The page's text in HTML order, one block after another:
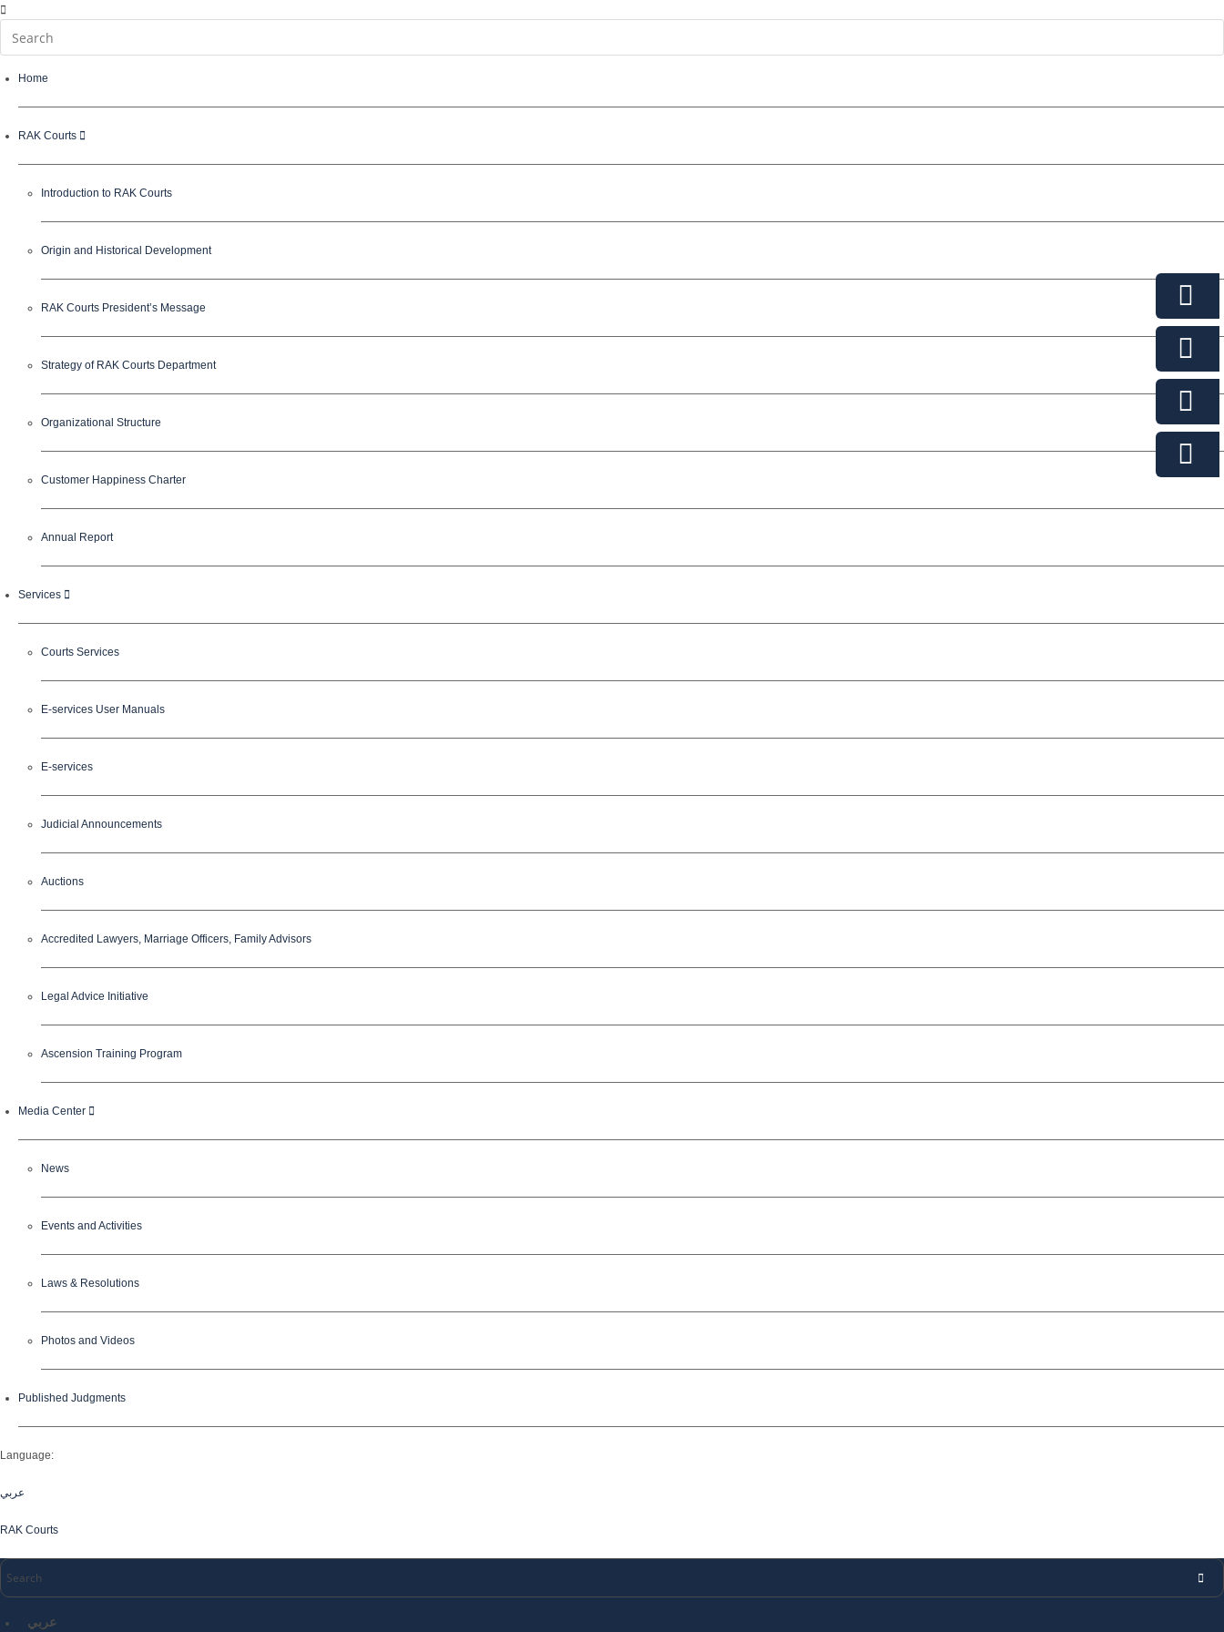
Home
RAK Courts
Introduction to RAK Courts
Origin and Historical Development
RAK Courts President’s Message
Strategy of RAK Courts Department
Organizational Structure
Customer Happiness Charter
Annual Report
Services
Courts Services
E-services User Manuals
E-services
Judicial Announcements
Auctions
Accredited Lawyers, Marriage Officers, Family Advisors
Legal Advice Initiative
Ascension Training Program
Media Center
News
Events and Activities
Laws & Resolutions
Photos and Videos
Published Judgments
Language:
عربي
RAK Courts
عربي